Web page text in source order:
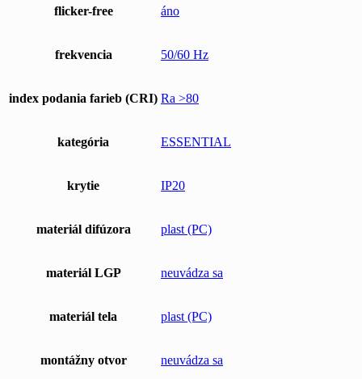
flicker-free áno
frekvencia 50/60 Hz
index podania farieb (CRI) Ra >80
kategória ESSENTIAL
krytie IP20
materiál difúzora plast (PC)
materiál LGP neuvádza sa
materiál tela plast (PC)
montážny otvor neuvádza sa